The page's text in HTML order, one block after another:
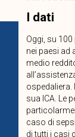
I dati
Oggi, su
nei paesi ad
medio
ospedaliera.
sua ICA. Le
caso di
di tutti i casi